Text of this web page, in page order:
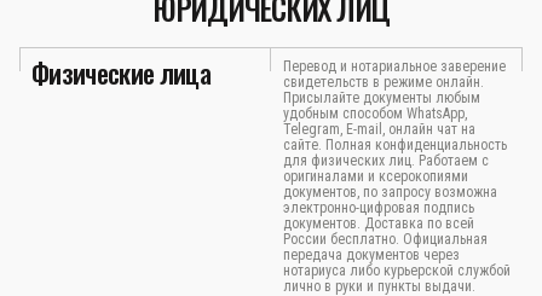
Физические лица
Перевод и нотариальное заверение
свидетельств в режиме онлайн.
Присылайте документы любым
удобным способом WhatsApp,
Telegram, E-mail, онлайн чат на
сайте. Полная конфиденциальность
для физических лиц. Работаем с
оригиналами и ксерокопиями
документов, по запросу возможна
электронно-цифровая подпись
документов. Доставка по всей
России бесплатно. Официальная
передача документов через
нотариуса либо курьерской службой
лично в руки и пункты выдачи.